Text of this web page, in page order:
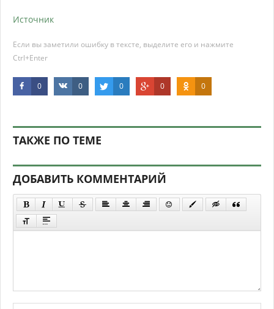
Источник
Если вы заметили ошибку в тексте, выделите его и нажмите
Ctrl+Enter
0 0 0 0 0
ТАКЖЕ ПО ТЕМЕ
ДОБАВИТЬ КОММЕНТАРИЙ